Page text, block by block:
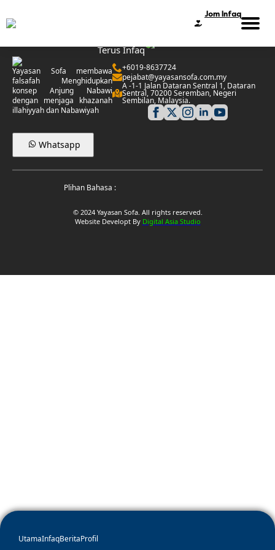
Jom Infaq
UtamaInfaqBeritaProfil
Yayasan Sofa membawa
falsafah Menghidupkan
konsep Anjung Nabawi
dengan menjaga khazanah
illahiyyah dan Nabawiyah
+6019-8637724
pejabat@yayasansofa.com.my
A -1-1 Jalan Dataran Sentral 1, Dataran
Sentral, 70200 Seremban, Negeri
Sembilan, Malaysia.
Terus Infaq
Whatsapp
Plihan Bahasa :
© 2024 Yayasan Sofa. All rights reserved.
Website Developt By Digital Asia Studio